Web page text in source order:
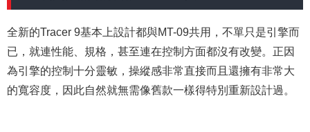
全新的Tracer 9基本上設計都與MT-09共用，不單只是引擎而
已，就連性能、規格，甚至連在控制方面都沒有改變。正因
為引擎的控制十分靈敏，操縱感非常直接而且還擁有非常大
的寬容度，因此自然就無需像舊款一樣得特別重新設計過。